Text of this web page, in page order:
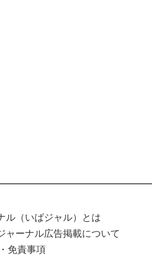
ル（いばジャル）とは
ャーナル広告掲載について
免責事項